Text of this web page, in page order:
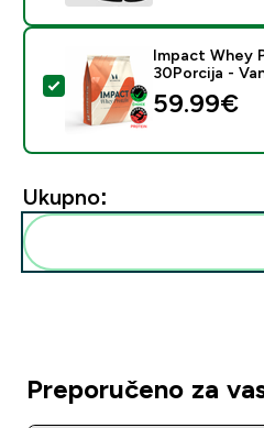
Odaberi ovaj proizvod -
Impact Whey
30Porcija -
59.99€‎
Ukupno:
Preporučeno za